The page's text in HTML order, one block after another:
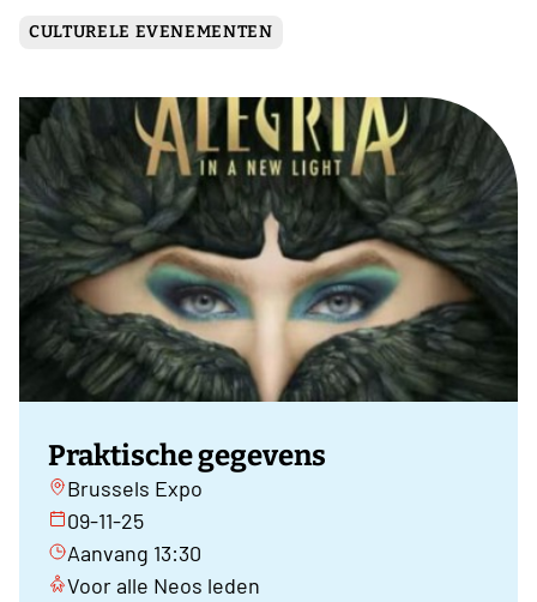
CULTURELE EVENEMENTEN
Praktische gegevens
Brussels Expo
09-11-25
Aanvang 13:30
Voor alle Neos leden